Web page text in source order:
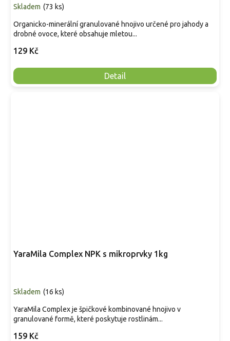
Skladem (73 ks)
129 Kč
Detail
Organicko-minerální granulované hnojivo určené pro jahody a
drobné ovoce, které obsahuje mletou...
YaraMila Complex NPK s mikroprvky 1kg
Skladem (16 ks)
159 Kč
YaraMila Complex je špičkové kombinované hnojivo v
granulované formě, které poskytuje rostlinám...